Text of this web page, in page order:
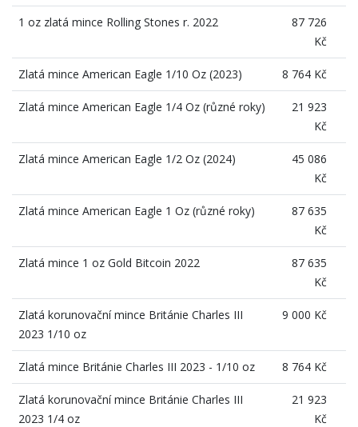
1 oz zlatá mince Rolling Stones r. 2022
87 726
Kč
Zlatá mince American Eagle 1/10 Oz (2023) 8 764 Kč
Zlatá mince American Eagle 1/4 Oz (různé roky)
21 923
Kč
Zlatá mince American Eagle 1/2 Oz (2024)
45 086
Kč
Zlatá mince American Eagle 1 Oz (různé roky)
87 635
Kč
Zlatá mince 1 oz Gold Bitcoin 2022
87 635
Kč
Zlatá korunovační mince Británie Charles III
2023 1/10 oz
9 000 Kč
Zlatá mince Británie Charles III 2023 - 1/10 oz 8 764 Kč
Zlatá korunovační mince Británie Charles III
2023 1/4 oz
21 923
Kč